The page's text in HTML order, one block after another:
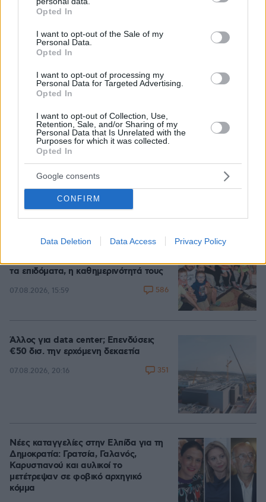
grant or deny consent to Google and its third-party tags to
use your data for below specified purposes in below Google
consent section.
Opted In
I want to opt-out of the Sale of my
Personal Data.
Opted In
I want to opt-out of processing my
Personal Data for Targeted Advertising.
Opted In
I want to opt-out of Collection, Use,
Retention, Sale, and/or Sharing of my
Personal Data that Is Unrelated with the
Purposes for which it was collected.
Opted In
Google consents
CONFIRM
Data Deletion Data Access Privacy Policy
Βάλθηκε να τρελάνει κόσμο ο Καντέρ: Ο Τούρκος
πρώην σέντερ του NBA δηλώνει ότι πληροί τα
κριτήρια... συμπερίληψης και δηλώνει υποψήφιος
να παίξει στο WNBA
07.08.2026, 23:30
Είδος υπό εξαφάνιση οι
υπερπολύτεκνοι στην Ελλάδα που
γερνάει: Τα... δύο ταψιά μεσημεριανό,
τα επιδόματα, η καθημερινότητά τους
07.08.2026, 15:59 586
Άλλος για data center; Επενδύσεις
€50 δισ. την ερχόμενη δεκαετία
07.08.2026, 20:16 351
Νέες καταγγελίες στην Ελπίδα για τη
Δημοκρατία: Γρατσία, Γαλανός,
Καρυστιανού και αυλικοί το
μετέτρεψαν σε φοβικό αρχηγικό
κόμμα